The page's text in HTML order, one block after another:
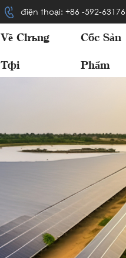
điện thoại: +86 -592-
Về Chúng
Tôi
Các Sản
Phẩm